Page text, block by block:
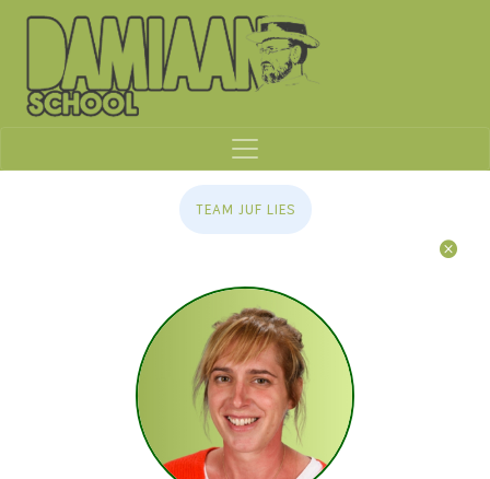
TEAM JUF LIES